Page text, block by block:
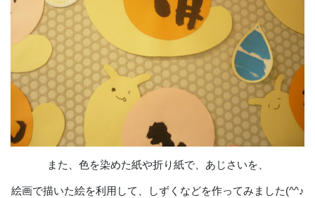
また、色を染めた紙や折り紙で、あじさいを、
絵画で描いた絵を利用して、しずくなどを作ってみました(^^♪